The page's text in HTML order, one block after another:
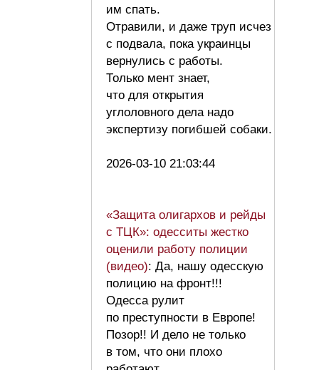
им спать.
Отравили, и даже труп исчез
с подвала, пока украинцы
вернулись с работы.
Только мент знает,
что для открытия
углоловного дела надо
экспертизу погибшей собаки.
2026-03-10 21:03:44
«Защита олигархов и рейды
с ТЦК»: одесситы жестко
оценили работу полиции
(видео): Да, нашу одесскую
полицию на фронт!!!
Одесса рулит
по преступности в Европе!
Позор!! И дело не только
в том, что они плохо